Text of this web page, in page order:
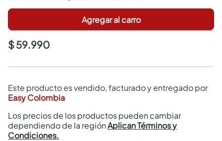
Agregar al carro
$ 59.990
Este producto es vendido, facturado y entregado por
Easy Colombia
Los precios de los productos pueden cambiar
dependiendo de la regiónAplican Términos y
Condiciones.